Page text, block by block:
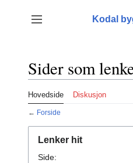
innhold
Vis/skjul sidefelt
Kodal
Sider som
Hovedside Diskusjon
← Forside
Lenker hit
Side: